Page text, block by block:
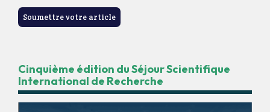
Soumettre votre article
Cinquième édition du Séjour Scientifique
International de Recherche